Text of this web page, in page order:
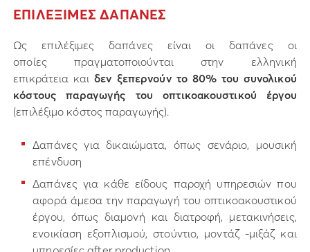
ΕΠΙΛΕΞΙΜΕΣ ΔΑΠΑΝΕΣ
Ως επιλέξιμες δαπάνες είναι οι δαπάνες οι
οποίες πραγματοποιούνται στην ελληνική
επικράτεια και δεν ξεπερνούν το 80% του συνολικού
κόστους παραγωγής του οπτικοακουστικού έργου
(επιλέξιμο κόστος παραγωγής).
Δαπάνες για δικαιώματα, όπως σενάριο, μουσική
επένδυση
Δαπάνες για κάθε είδους παροχή υπηρεσιών που
αφορά άμεσα την παραγωγή του οπτικοακουστικού
έργου, όπως διαμονή και διατροφή, μετακινήσεις,
ενοικίαση εξοπλισμού, στούντιο, μοντάζ -μιξάζ και